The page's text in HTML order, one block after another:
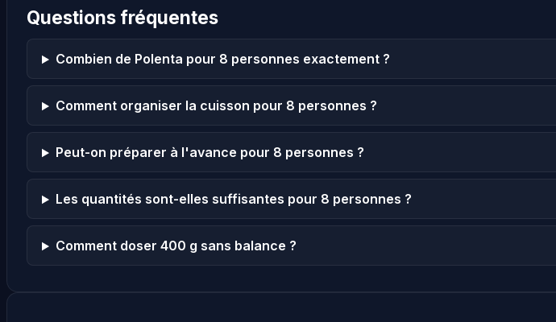
Questions fréquentes
Combien de Polenta pour 8 personnes exactement ?
Comment organiser la cuisson pour 8 personnes ?
Peut-on préparer à l'avance pour 8 personnes ?
Les quantités sont-elles suffisantes pour 8 personnes ?
Comment doser 400 g sans balance ?